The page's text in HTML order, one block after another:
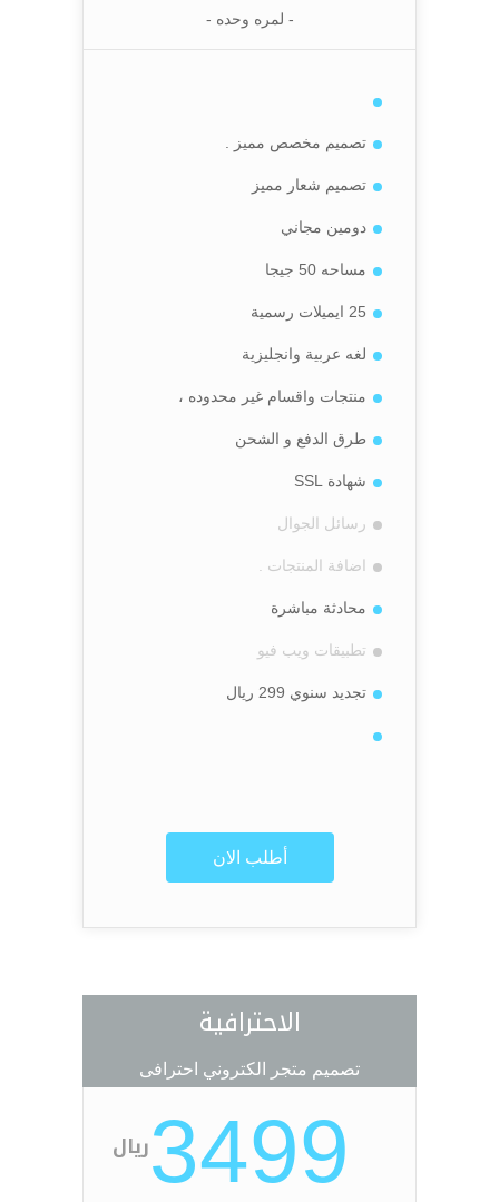
- لمره وحده -
تصميم مخصص مميز .
تصميم شعار مميز
دومين مجاني
مساحه 50 جيجا
25 ايميلات رسمية
لغه عربية وانجليزية
منتجات واقسام غير محدوده ،
طرق الدفع و الشحن
شهادة SSL
رسائل الجوال
اضافة المنتجات .
محادثة مباشرة
تطبيقات ويب فيو
تجديد سنوي 299 ريال
أطلب الان
الاحترافية
تصميم متجر الكتروني احترافى
3499ريال